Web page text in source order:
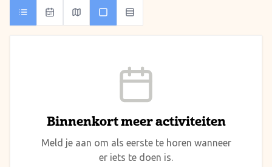
Binnenkort meer activiteiten
Meld je aan om als eerste te horen wanneer
er iets te doen is.